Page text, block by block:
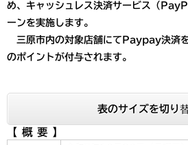
め、キャッシュレス決済サービス（
ーンを実施します。
三原市内の対象店舗にてPaypay決済
のポイントが付与されます。
表のサイズを切り
【 概 要 】